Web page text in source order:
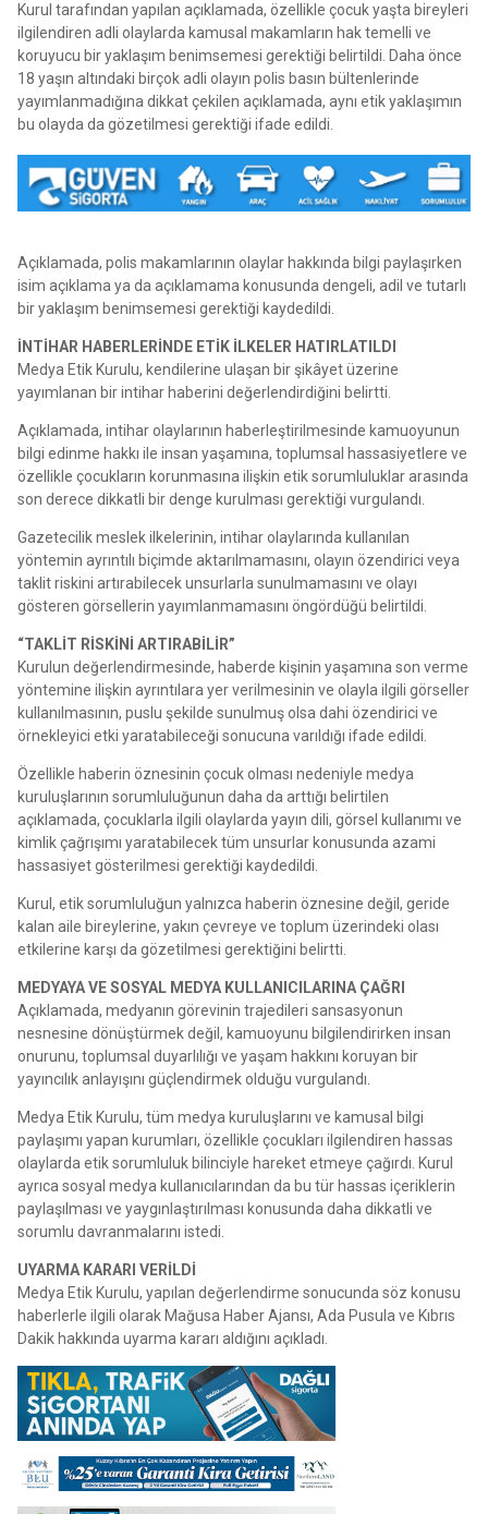
Kurul tarafından yapılan açıklamada, özellikle çocuk yaşta bireyleri
ilgilendiren adli olaylarda kamusal makamların hak temelli ve
koruyucu bir yaklaşım benimsemesi gerektiği belirtildi. Daha önce
18 yaşın altındaki birçok adli olayın polis basın bültenlerinde
yayımlanmadığına dikkat çekilen açıklamada, aynı etik yaklaşımın
bu olayda da gözetilmesi gerektiği ifade edildi.
Açıklamada, polis makamlarının olaylar hakkında bilgi paylaşırken
isim açıklama ya da açıklamama konusunda dengeli, adil ve tutarlı
bir yaklaşım benimsemesi gerektiği kaydedildi.
İ NTİ HAR HABERLERİ NDE ETİ K İ LKELER HATIRLATILDI
Medya Etik Kurulu, kendilerine ulaşan bir şikâyet üzerine
yayımlanan bir intihar haberini değerlendirdiğini belirtti.
Açıklamada, intihar olaylarının haberleştirilmesinde kamuoyunun
bilgi edinme hakkı ile insan yaşamına, toplumsal hassasiyetlere ve
özellikle çocukların korunmasına ilişkin etik sorumluluklar arasında
son derece dikkatli bir denge kurulması gerektiği vurgulandı.
Gazetecilik meslek ilkelerinin, intihar olaylarında kullanılan
yöntemin ayrıntılı biçimde aktarılmamasını, olayın özendirici veya
taklit riskini artırabilecek unsurlarla sunulmamasını ve olayı
gösteren görsellerin yayımlanmamasını öngördüğü belirtildi.
“TAKLİT RİSKİ N İ ARTIRABİ Lİ R”
Kurulun değerlendirmesinde, haberde kişinin yaşamına son verme
yöntemine ilişkin ayrıntılara yer verilmesinin ve olayla ilgili görseller
kullanılmasının, puslu şekilde sunulmuş olsa dahi özendirici ve
örnekleyici etki yaratabileceği sonucuna varıldığı ifade edildi.
Özellikle haberin öznesinin çocuk olması nedeniyle medya
kuruluşlarının sorumluluğunun daha da arttığı belirtilen
açıklamada, çocuklarla ilgili olaylarda yayın dili, görsel kullanımı ve
kimlik çağrışımı yaratabilecek tüm unsurlar konusunda azami
hassasiyet gösterilmesi gerektiği kaydedildi.
Kurul, etik sorumluluğun yalnızca haberin öznesine değil, geride
kalan aile bireylerine, yakın çevreye ve toplum üzerindeki olası
etkilerine karşı da gözetilmesi gerektiğini belirtti.
MEDYAYA VE SOSYAL MEDYA KULLANICILARINA ÇAĞ RI
Açıklamada, medyanın görevinin trajedileri sansasyonun
nesnesine dönüştürmek değil, kamuoyunu bilgilendirirken insan
onurunu, toplumsal duyarlılığı ve yaşam hakkını koruyan bir
yayıncılık anlayışını güçlendirmek olduğu vurgulandı.
Medya Etik Kurulu, tüm medya kuruluşlarını ve kamusal bilgi
paylaşımı yapan kurumları, özellikle çocukları ilgilendiren hassas
olaylarda etik sorumluluk bilinciyle hareket etmeye çağırdı. Kurul
ayrıca sosyal medya kullanıcılarından da bu tür hassas içeriklerin
paylaşılması ve yaygınlaştırılması konusunda daha dikkatli ve
sorumlu davranmalarını istedi.
UYARMA KARARI VERİ LDİ
Medya Etik Kurulu, yapılan değerlendirme sonucunda söz konusu
haberlerle ilgili olarak Mağusa Haber Ajansı, Ada Pusula ve Kıbrıs
Dakik hakkında uyarma kararı aldığını açıkladı.